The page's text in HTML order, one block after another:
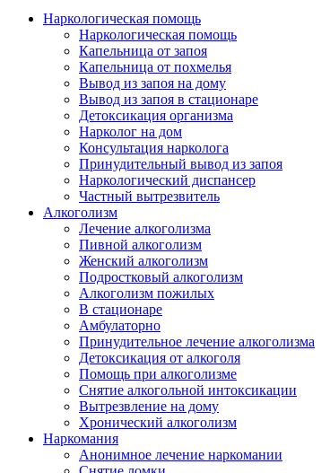
Наркологическая помощь
Наркологическая помощь
Капельница от запоя
Капельница от похмелья
Вывод из запоя на дому
Вывод из запоя в стационаре
Детоксикация организма
Нарколог на дом
Консультация нарколога
Принудительный вывод из запоя
Наркологический диспансер
Частный вытрезвитель
Алкоголизм
Лечение алкоголизма
Пивной алкоголизм
Женский алкоголизм
Подростковый алкоголизм
Алкоголизм пожилых
В стационаре
Амбулаторно
Принудительное лечение алкоголизма
Детоксикация от алкоголя
Помощь при алкоголизме
Снятие алкогольной интоксикации
Вытрезвление на дому
Хронический алкоголизм
Наркомания
Анонимное лечение наркомании